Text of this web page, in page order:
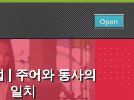
Open
로그인 KO
| 주어와 동사의
일치